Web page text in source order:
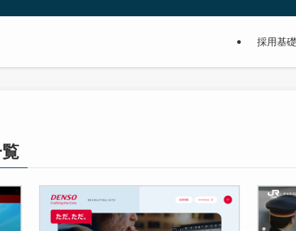
採用基